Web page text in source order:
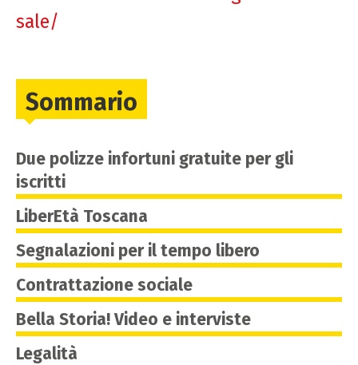
sale/
Sommario
Due polizze infortuni gratuite per gli
iscritti
LiberEtà Toscana
Segnalazioni per il tempo libero
Contrattazione sociale
Bella Storia! Video e interviste
Legalità